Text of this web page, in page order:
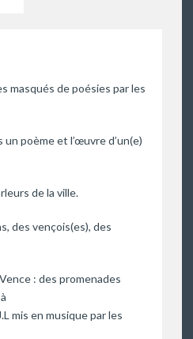
masqués de poésies par les
poème et l’œuvre d’un(e)
de la ville.
des vençois(es), des
: des promenades
mis en musique par les